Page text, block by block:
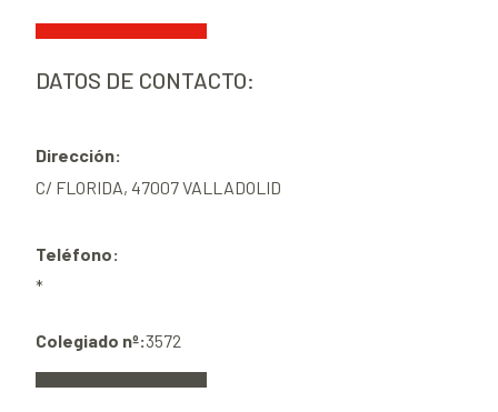
DATOS DE CONTACTO:
Dirección:
C/ FLORIDA, 47007 VALLADOLID
Teléfono:
*
Colegiado nº:3572